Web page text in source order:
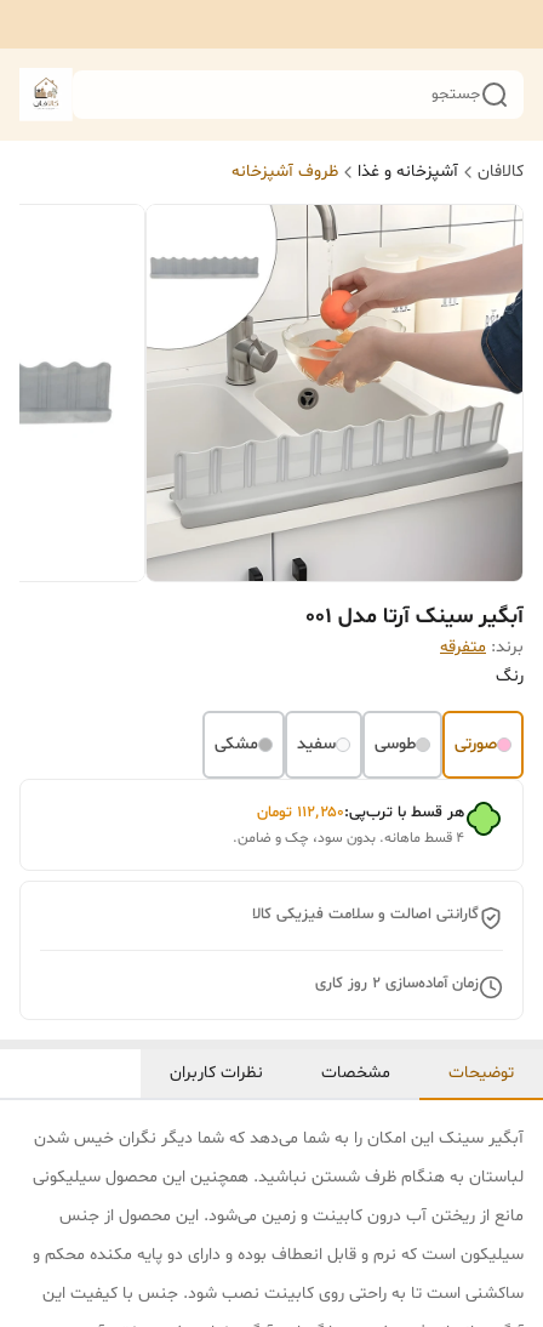
جستجو
کالافان آشپزخانه و غذا ظروف آشپزخانه
آبگیر سینک آرتا مدل 001
برند: متفرقه
رنگ
صورتی طوسی سفید مشکی
هر قسط با ترب‌پی:۱۱۲٬۲۵۰ تومان
۴ قسط ماهانه. بدون سود، چک و ضامن.
گارانتی اصالت و سلامت فیزیکی کالا
زمان آماده‌سازی 2 روز کاری
توضیحات مشخصات نظرات کاربران
آبگیر سینک این امکان را به شما می‌دهد که شما دیگر نگران خیس شدن
لباستان به هنگام ظرف شستن نباشید. همچنین این محصول سیلیکونی
مانع از ریختن آب درون کابینت و زمین می‌شود. این محصول از جنس
سیلیکون است که نرم و قابل انعطاف بوده و دارای دو پایه مکنده محکم و
ساکشنی است تا به راحتی روی کابینت نصب شود. جنس با کیفیت این